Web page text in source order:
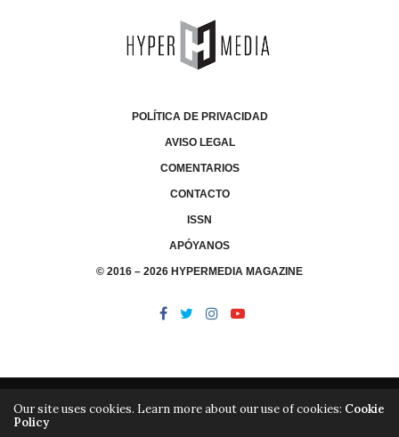
POLÍTICA DE PRIVACIDAD
AVISO LEGAL
COMENTARIOS
CONTACTO
ISSN
APÓYANOS
© 2016 – 2026 HYPERMEDIA MAGAZINE
LIBRERÍA
Our site uses cookies. Learn more about our use of cookies: Cookie
Policy